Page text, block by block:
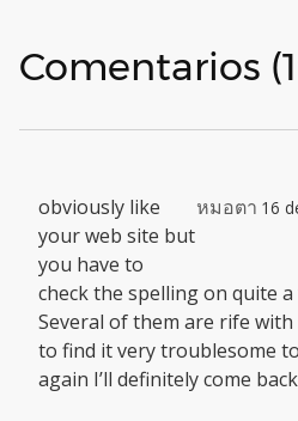
Comentarios
หมอตา 16
obviously like
your web site but
you have to
check the spelling on quite
Several of them are rife with
to find it very troublesome
again I’ll definitely come